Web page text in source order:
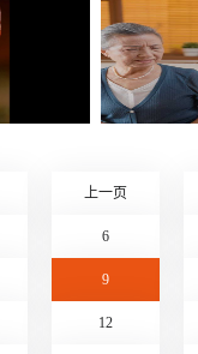
牛奶竖屏广告
点击查看》
上一页
6
9
12